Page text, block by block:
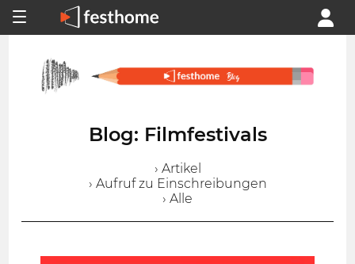
Blog: Filmfestivals
› Artikel
› Aufruf zu Einschreibungen
› Alle